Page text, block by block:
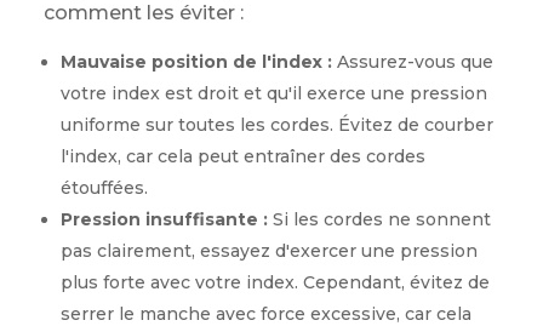
comment les éviter :
Mauvaise position de l'index :Assurez-vous que
votre index est droit et qu'il exerce une pression
uniforme sur toutes les cordes. Évitez de courber
l'index, car cela peut entraîner des cordes
étouffées.
Pression insuffisante :Si les cordes ne sonnent
pas clairement, essayez d'exercer une pression
plus forte avec votre index. Cependant, évitez de
serrer le manche avec force excessive, car cela